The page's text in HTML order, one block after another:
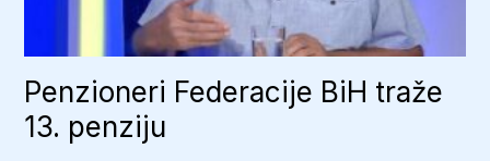
Penzioneri Federacije BiH traže
13. penziju